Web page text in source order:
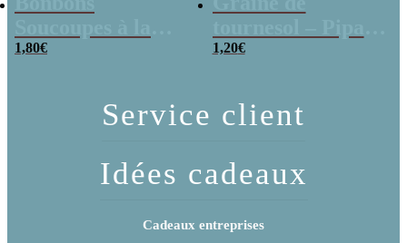
poudre (x20)
1,80€
x 3
1,20€
Service client
Idées cadeaux
Cadeaux entreprises